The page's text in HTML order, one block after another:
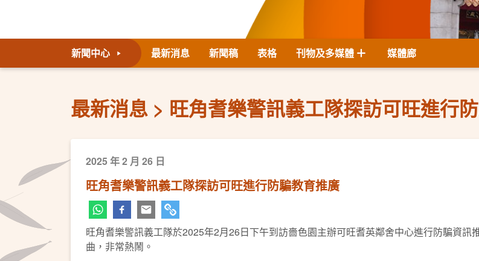
新聞中心 最新消息 新聞稿 表格 刊物及多媒體 媒體廊
最新消息 旺角耆樂警訊義工隊探訪可旺進行
2025 年 2 月 26 日
旺角耆樂警訊義工隊探訪可旺進行防騙教育推廣
旺角耆樂警訊義工隊於2025年2月26日下午到訪嗇色園主辦可旺耆英鄰舍中心進行防騙資
曲，非常熱鬧。